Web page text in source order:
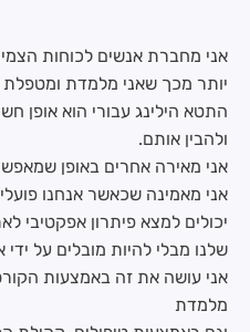
אני מחברת אנשים לכוחות
יותר מכך שאני מלמדת ומטפלת
התטא הילינג עבורי הוא אופן
ולהבין אותם.
אני מאירה אחרים באופן
אני מאמינה שכאשר אנחנו
יכולים למצא פיתרון אפקטיבי
שלנו מבלי להיות מובלים על ידי
אני עושה את זה באמצעות
מלמדת